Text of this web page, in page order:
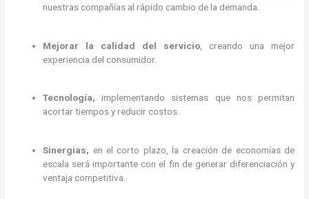
nuestras compañías al rápido cambio de la demanda.
Mejorar la calidad del servicio , creando una mejor
experiencia del consumidor.
Tecnología, implementando sistemas que nos permitan
acortar tiempos y reducir costos.
Sinergias, en el corto plazo, la creación de economías de
escala será importante con el fin de generar diferenciación y
ventaja competitiva.